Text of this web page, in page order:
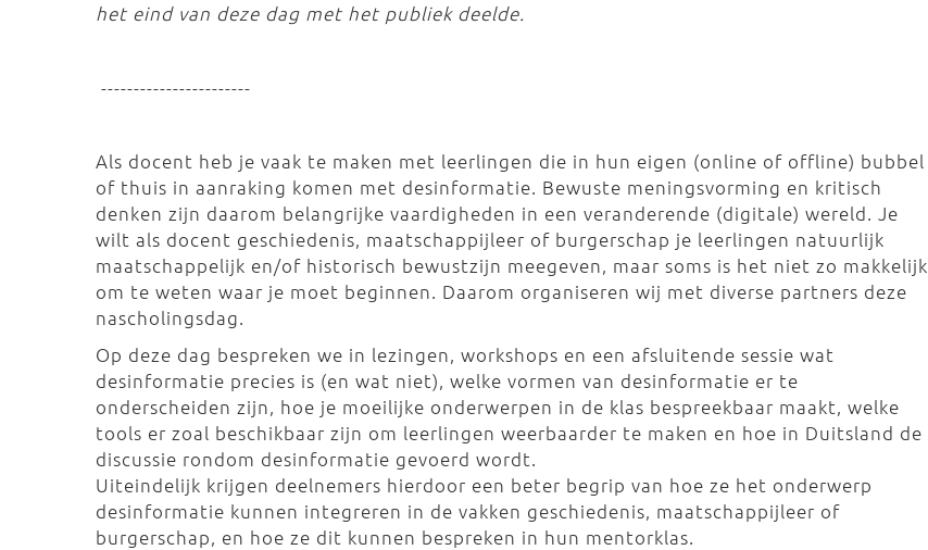
het eind van deze dag met het publiek deelde.
-----------------------
Als docent heb je vaak te maken met leerlingen die in hun eigen (online of offline) bubbel
of thuis in aanraking komen met desinformatie. Bewuste meningsvorming en kritisch
denken zijn daarom belangrijke vaardigheden in een veranderende (digitale) wereld. Je
wilt als docent geschiedenis, maatschappijleer of burgerschap je leerlingen natuurlijk
maatschappelijk en/of historisch bewustzijn meegeven, maar soms is het niet zo makkelijk
om te weten waar je moet beginnen. Daarom organiseren wij met diverse partners deze
nascholingsdag.
Op deze dag bespreken we in lezingen, workshops en een afsluitende sessie wat
desinformatie precies is (en wat niet), welke vormen van desinformatie er te
onderscheiden zijn, hoe je moeilijke onderwerpen in de klas bespreekbaar maakt, welke
tools er zoal beschikbaar zijn om leerlingen weerbaarder te maken en hoe in Duitsland de
discussie rondom desinformatie gevoerd wordt.
Uiteindelijk krijgen deelnemers hierdoor een beter begrip van hoe ze het onderwerp
desinformatie kunnen integreren in de vakken geschiedenis, maatschappijleer of
burgerschap, en hoe ze dit kunnen bespreken in hun mentorklas.